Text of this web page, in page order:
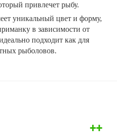
привлечет рыбу.
уникальный цвет и форму,
в зависимости от
подходит как для
рыболовов.
+
+